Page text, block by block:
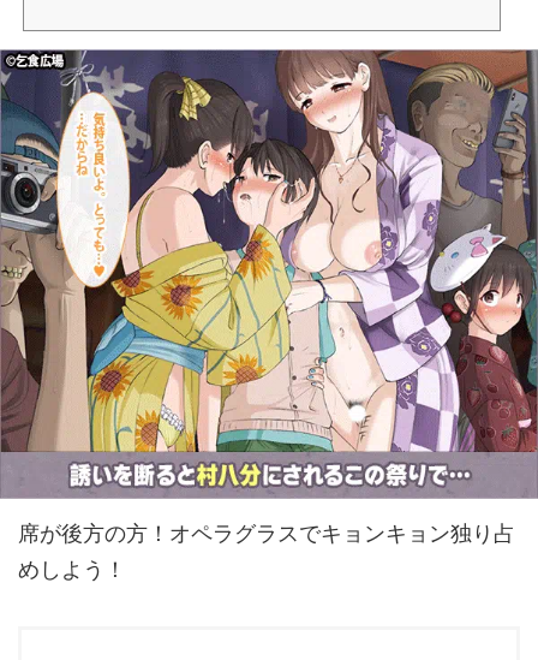
席が後方の方！オペラグラスでキョンキョン独り占
めしよう！